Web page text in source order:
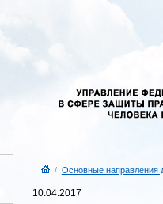
/ Основные направления
10.04.2017